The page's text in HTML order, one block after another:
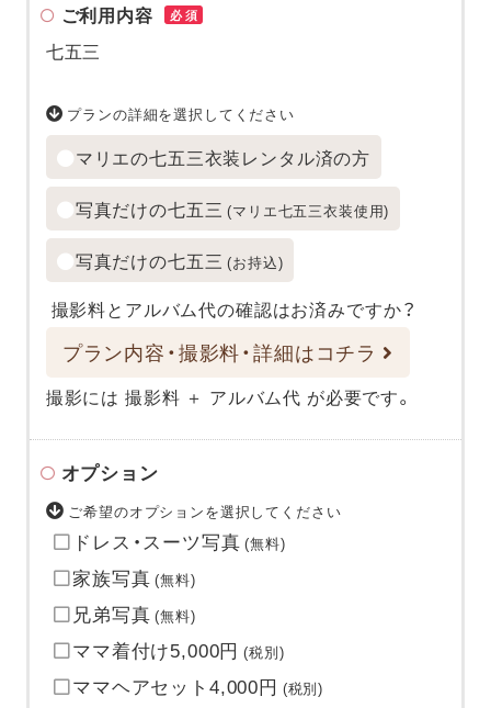
ご利用内容 必須
七五三
プランの詳細を選択してください
マリエの七五三衣装レンタル済の方
写真だけの七五三 (マリエ七五三衣装使用)
写真だけの七五三 (お持込)
撮影料とアルバム代の確認はお済みですか？
プラン内容・撮影料・詳細はコチラ
撮影には 撮影料 ＋ アルバム代 が必要です。
オプション
ご希望のオプションを選択してください
ドレス・スーツ写真 (無料)
家族写真 (無料)
兄弟写真 (無料)
ママ着付け5,000円 (税別)
ママヘアセット4,000円 (税別)